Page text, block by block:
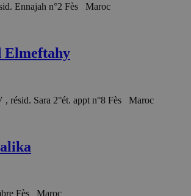
Ennajah n°2 Fès Maroc
Elmeftahy
, résid. Sara 2°ét. appt n°8 Fès Maroc
Fès Maroc